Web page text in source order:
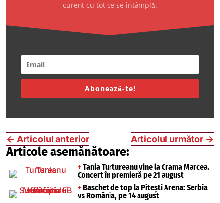
curent cu tot ce se întâmplă.
Abonează-te!
← Articolul anterior Articolul următor →
Articole asemănătoare:
+ Tania Turtureanu vine la Crama Marcea.
Concert în premieră pe 21 august
+ Baschet de top la Pitești Arena: Serbia
vs România, pe 14 august